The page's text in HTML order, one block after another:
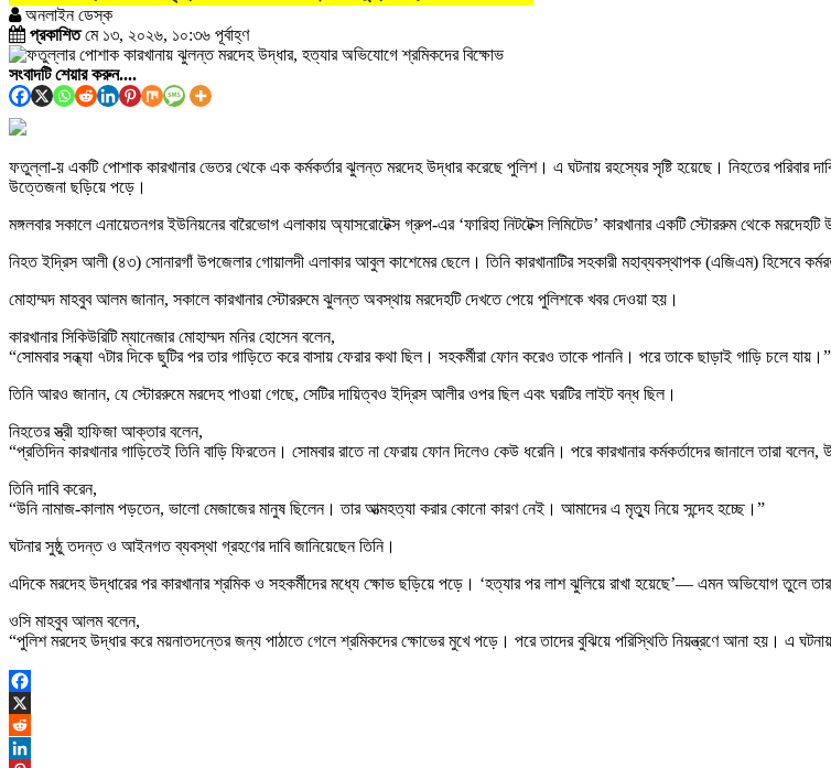
অনলাইন ডেস্ক
প্রকাশিতমে ১৩, ২০২৬, ১০:৩৬ পূর্বাহ্ণ
সংবাদটি শেয়ার করুন....
ফতুল্লা-য় একটি পোশাক কারখানার ভেতর থেকে এক কর্মকর্তার ঝুলন্ত মরদেহ উদ্ধার করেছে পুলিশ। এ ঘটনায় রহস্যের সৃষ্টি হয়েছে। নিহতের পরিবার
উত্তেজনা ছড়িয়ে পড়ে।
মঙ্গলবার সকালেএনায়েতনগরইউনিয়নের বারৈভোগ এলাকায় অ্যাসরোটেক্স গ্রুপ-এর ‘ফারিহা নিটটেক্স লিমিটেড’ কারখানার একটি স্টোররুম থেকে মরদেহটি
নিহতইদ্রিস আলী (৪৩) সোনারগাঁ উপজেলার গোয়ালদী এলাকার আবুল কাশেমের ছেলে। তিনি কারখানাটির সহকারী মহাব্যবস্থাপক (এজিএম) হিসেবে
মোহাম্মদ মাহবুব আলমজানান, সকালে কারখানার স্টোররুমে ঝুলন্ত অবস্থায় মরদেহটি দেখতে পেয়ে পুলিশকে খবর দেওয়া হয়।
কারখানার সিকিউরিটি ম্যানেজারমোহাম্মদ মনির হোসেনবলেন,
“সোমবার সন্ধ্যা ৭টার দিকে ছুটির পর তার গাড়িতে করে বাসায় ফেরার কথা ছিল। সহকর্মীরা ফোন করেও তাকে পাননি। পরে তাকে ছাড়াই গাড়ি চলে যায়।”
তিনি আরও জানান, যে স্টোররুমে মরদেহ পাওয়া গেছে, সেটির দায়িত্বও ইদ্রিস আলীর ওপর ছিল এবং ঘরটির লাইট বন্ধ ছিল।
নিহতের স্ত্রী হাফিজা আক্তারবলেন,
“প্রতিদিন কারখানার গাড়িতেই তিনি বাড়ি ফিরতেন। সোমবার রাতে না ফেরায় ফোন দিলেও কেউ ধরেনি। পরে কারখানার কর্মকর্তাদের জানালে তারা
তিনি দাবি করেন,
“উনি নামাজ-কালাম পড়তেন, ভালো মেজাজের মানুষ ছিলেন। তার আত্মহত্যা করার কোনো কারণ নেই। আমাদের এ মৃত্যু নিয়ে সন্দেহ হচ্ছে।”
ঘটনার সুষ্ঠু তদন্ত ও আইনগত ব্যবস্থা গ্রহণের দাবি জানিয়েছেন তিনি।
এদিকে মরদেহ উদ্ধারের পর কারখানার শ্রমিক ও সহকর্মীদের মধ্যে ক্ষোভ ছড়িয়ে পড়ে। ‘হত্যার পর লাশ ঝুলিয়ে রাখা হয়েছে’— এমন অভিযোগ তুলে তারা
ওসি মাহবুব আলম বলেন,
“পুলিশ মরদেহ উদ্ধার করে ময়নাতদন্তের জন্য পাঠাতে গেলে শ্রমিকদের ক্ষোভের মুখে পড়ে। পরে তাদের বুঝিয়ে পরিস্থিতি নিয়ন্ত্রণে আনা হয়। এ